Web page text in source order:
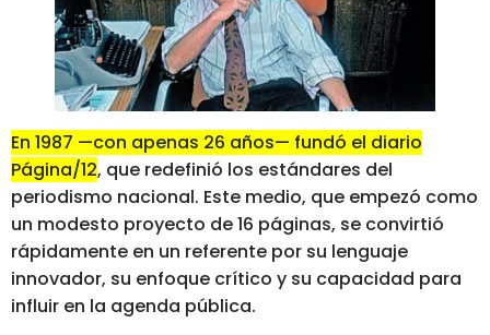
En 1987 —con apenas 26 años— fundó el diario
Página/12, que redefinió los estándares del
periodismo nacional. Este medio, que empezó como
un modesto proyecto de 16 páginas, se convirtió
rápidamente en un referente por su lenguaje
innovador, su enfoque crítico y su capacidad para
influir en la agenda pública.